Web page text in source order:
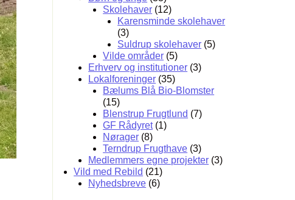
Skolehaver (12)
Karensminde skolehaver
(3)
Suldrup skolehaver (5)
Vilde områder (5)
Erhverv og institutioner (3)
Lokalforeninger (35)
Bælums Blå Bio-Blomster
(15)
Blenstrup Frugtlund (7)
GF Rådyret(1)
Nørager (8)
Terndrup Frugthave (3)
Medlemmers egne projekter (3)
Vild med Rebild (21)
Nyhedsbreve (6)